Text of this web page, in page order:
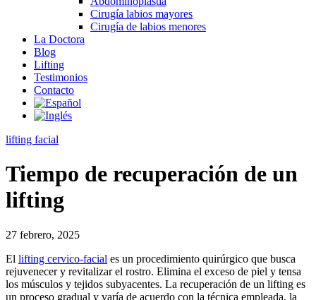
Cirugía labios mayores
Cirugía de labios menores
La Doctora
Blog
Lifting
Testimonios
Contacto
lifting facial
Tiempo de recuperación de un
lifting
27 febrero, 2025
El lifting cervico-facial es un procedimiento quirúrgico que busca
rejuvenecer y revitalizar el rostro. Elimina el exceso de piel y tensa
los músculos y tejidos subyacentes. La recuperación de un lifting es
un proceso gradual y varía de acuerdo con la técnica empleada, la